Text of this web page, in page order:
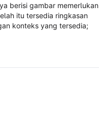
berisi gambar memerlukan
itu tersedia ringkasan
konteks yang tersedia;